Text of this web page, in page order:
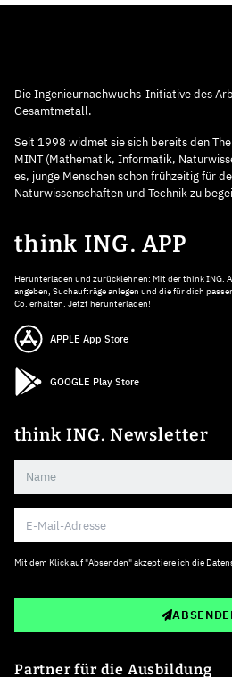
Die Ingenieurnachwuchs-Initiative des
Gesamtmetall.
Seit 1998 widmet sie sich bereits den
MINT (Mathematik, Informatik,
es, junge Menschen schon frühzeitig für
Naturwissenschaften und Technik zu
think ING. APP
Herunterladen und zurücklehnen: Mit der think ING.
angeben, Suchaufträge anlegen und die für dich
Co. erhalten. Jetzt herunterladen!
APPLE App Store
GOOGLE Play Store
think ING. Newsletter
Mit dem Klick auf "Absenden" akzeptiere ich die
Partner für die Ausbildung